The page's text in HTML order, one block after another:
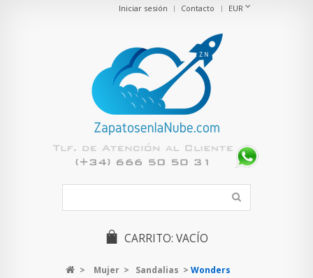
EUR
Contacto
Iniciar sesión
CARRITO: VACÍO
> Mujer > Sandalias > Wonders